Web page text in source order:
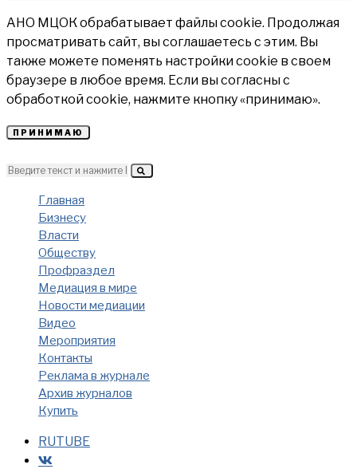
АНО МЦОК обрабатывает файлы cookie. Продолжая
просматривать сайт, вы соглашаетесь с этим. Вы
также можете поменять настройки cookie в своем
браузере в любое время. Если вы согласны с
обработкой cookie, нажмите кнопку «принимаю».
ПРИНИМАЮ
Главная
Бизнесу
Власти
Обществу
Профраздел
Медиация в мире
Новости медиации
Видео
Мероприятия
Контакты
Реклама в журнале
Архив журналов
Купить
RUTUBE